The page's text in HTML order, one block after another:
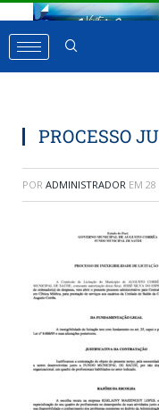
PROCESSO
POR ADMINISTRADOR EM 28